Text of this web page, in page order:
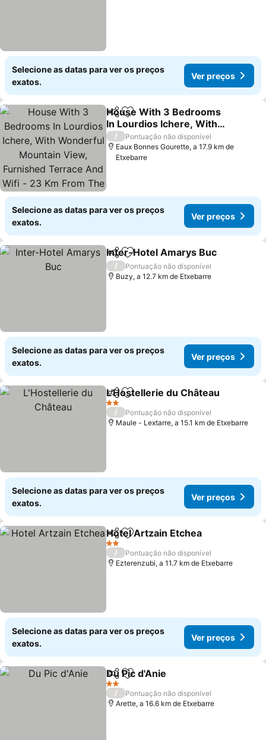
Selecione as datas para ver os preços
exatos.
Ver preços
PartilharAdicionar aos favoritos
House With 3 Bedrooms
In Lourdios Ichere, With
Wonderful Mountain
View, Furnished Terrace
And Wifi - 23 Km From
Ver preços
/
Pontuação não disponível
Eaux Bonnes Gourette, a 17.9 km de
Etxebarre
Selecione as datas para ver os preços
exatos.
Ver preços
PartilharAdicionar aos favoritos
Inter-Hotel Amarys Buc
/
Pontuação não disponível
Buzy, a 12.7 km de Etxebarre
Selecione as datas para ver os preços
exatos.
Ver preços
PartilharAdicionar aos favoritos
L'Hostellerie du Château
2 Estrelas
/
Pontuação não disponível
Maule - Lextarre, a 15.1 km de Etxebarre
Selecione as datas para ver os preços
exatos.
Ver preços
PartilharAdicionar aos favoritos
Hotel Artzain Etchea
2 Estrelas
/
Pontuação não disponível
Ezterenzubi, a 11.7 km de Etxebarre
Selecione as datas para ver os preços
exatos.
Ver preços
PartilharAdicionar aos favoritos
Du Pic d'Anie
2 Estrelas
/
Pontuação não disponível
Arette, a 16.6 km de Etxebarre